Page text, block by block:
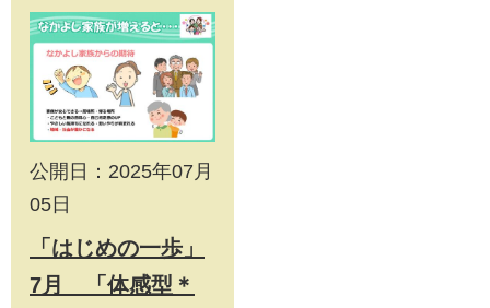
公開日：2025年07月
05日
「はじめの一歩」
7月 「体感型＊